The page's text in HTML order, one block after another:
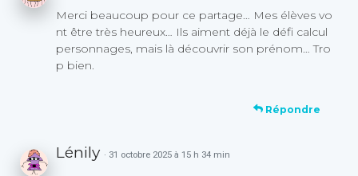
Merci beaucoup pour ce partage… Mes élèves vo
nt être très heureux… Ils aiment déjà le défi calcul
personnages, mais là découvrir son prénom… Tro
p bien.
Répondre
Lénily · 31 octobre 2025 à 15 h 34 min